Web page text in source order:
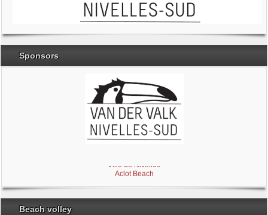
Sponsors
Aclot Beach
Beach volley